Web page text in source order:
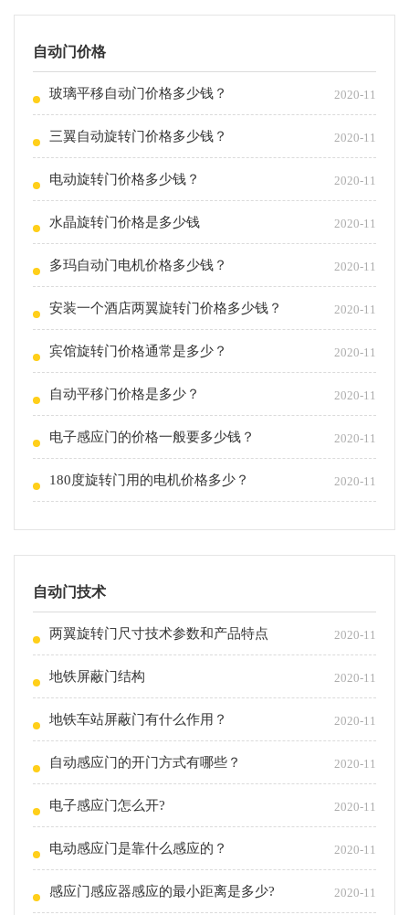
自动门价格
玻璃平移自动门价格多少钱？ 2020-11
三翼自动旋转门价格多少钱？ 2020-11
电动旋转门价格多少钱？ 2020-11
水晶旋转门价格是多少钱 2020-11
多玛自动门电机价格多少钱？ 2020-11
安装一个酒店两翼旋转门价格多少钱？ 2020-11
宾馆旋转门价格通常是多少？ 2020-11
自动平移门价格是多少？ 2020-11
电子感应门的价格一般要多少钱？ 2020-11
180度旋转门用的电机价格多少？ 2020-11
自动门技术
两翼旋转门尺寸技术参数和产品特点 2020-11
地铁屏蔽门结构 2020-11
地铁车站屏蔽门有什么作用？ 2020-11
自动感应门的开门方式有哪些？ 2020-11
电子感应门怎么开? 2020-11
电动感应门是靠什么感应的？ 2020-11
感应门感应器感应的最小距离是多少? 2020-11